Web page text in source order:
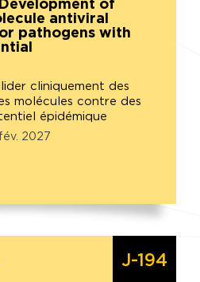
of
antiviral
pathogens with
cliniquement des
molécules contre des
épidémique
fév. 2027
J-194